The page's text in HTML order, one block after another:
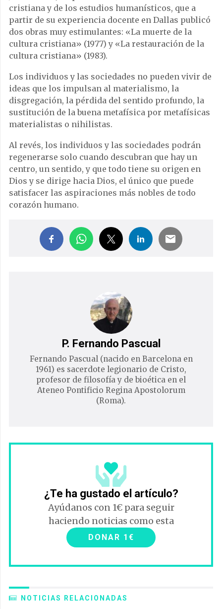
cristiana y de los estudios humanísticos, que a
partir de su experiencia docente en Dallas publicó
dos obras muy estimulantes: «La muerte de la
cultura cristiana» (1977) y «La restauración de la
cultura cristiana» (1983).
Los individuos y las sociedades no pueden vivir de
ideas que los impulsan al materialismo, la
disgregación, la pérdida del sentido profundo, la
sustitución de la buena metafísica por metafísicas
materialistas o nihilistas.
Al revés, los individuos y las sociedades podrán
regenerarse solo cuando descubran que hay un
centro, un sentido, y que todo tiene su origen en
Dios y se dirige hacia Dios, el único que puede
satisfacer las aspiraciones más nobles de todo
corazón humano.
P. Fernando Pascual
Fernando Pascual (nacido en Barcelona en
1961) es sacerdote legionario de Cristo,
profesor de filosofía y de bioética en el
Ateneo Pontificio Regina Apostolorum
(Roma).
¿Te ha gustado el artículo?
Ayúdanos con 1€ para seguir
haciendo noticias como esta
DONAR 1€
NOTICIAS RELACIONADAS